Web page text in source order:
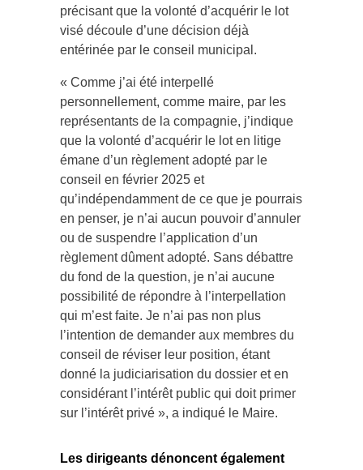
précisant que la volonté d’acquérir le lot
visé découle d’une décision déjà
entérinée par le conseil municipal.
« Comme j’ai été interpellé
personnellement, comme maire, par les
représentants de la compagnie, j’indique
que la volonté d’acquérir le lot en litige
émane d’un règlement adopté par le
conseil en février 2025 et
qu’indépendamment de ce que je pourrais
en penser, je n’ai aucun pouvoir d’annuler
ou de suspendre l’application d’un
règlement dûment adopté. Sans débattre
du fond de la question, je n’ai aucune
possibilité de répondre à l’interpellation
qui m’est faite. Je n’ai pas non plus
l’intention de demander aux membres du
conseil de réviser leur position, étant
donné la judiciarisation du dossier et en
considérant l’intérêt public qui doit primer
sur l’intérêt privé », a indiqué le Maire.
Les dirigeants dénoncent également